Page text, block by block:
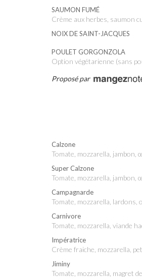
SAUMON FUMÉ
Crème aux herbes, saumon
NOIX DE SAINT-JACQUES
POULET GORGONZOLA
Option végétarienne (sans
Proposé par
Calzone
Tomate, mozzarella, jambon,
Super Calzone
Tomate, mozzarella, jambon,
Campagnarde
Tomate, mozzarella,
Carnivore
tomate, mozzarella, viande
Impératrice
crème fraiche, mozzarella,
Jiminy
tomate, mozzarella, magret